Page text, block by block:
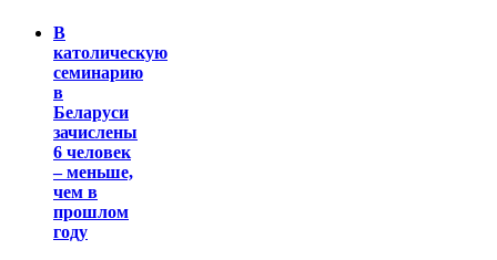
В
католическую
семинарию
в
Беларуси
зачислены
6 человек
– меньше,
чем в
прошлом
году